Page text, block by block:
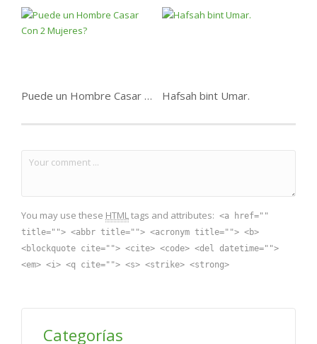
Puede un Hombre Casar Con 2 Mujeres? Hafsah bint Umar.
You may use these HTMLtags and attributes: <a href=""
title=""> <abbr title=""> <acronym title=""> <b>
<blockquote cite=""> <cite> <code> <del datetime="">
<em> <i> <q cite=""> <s> <strike> <strong>
Categorías